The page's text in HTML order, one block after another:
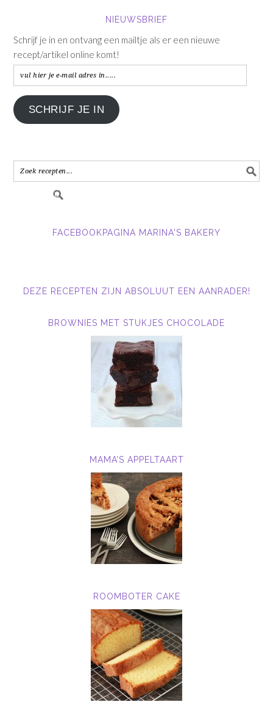
NIEUWSBRIEF
Schrijf je in en ontvang een mailtje als er een nieuwe
recept/artikel online komt!
vul
hier
je
e-
in.....
SCHRIJF JE IN
FACEBOOKPAGINA MARINA'S BAKERY
DEZE RECEPTEN ZIJN ABSOLUUT EEN AANRADER!
BROWNIES MET STUKJES CHOCOLADE
MAMA’S APPELTAART
ROOMBOTER CAKE